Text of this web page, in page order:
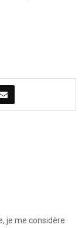
je me considère